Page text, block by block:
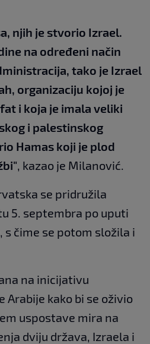
njih je stvorio Izrael.
na određeni način
tako je Izrael
organizaciju kojoj je
i koja je imala veliki
i palestinskog
Hamas koji je plod
, kazao je Milanović.
se pridružila
5. septembra po uputi
s čime se potom složila i
na inicijativu
Arabije kako bi se oživio
uspostave mira na
dviju država, Izraela i